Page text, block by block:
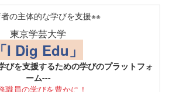
の主体的な学びを支援※※
東京学芸大学
「I Dig Edu」
びを支援するための学びのプラットフォ
ーム---
職員の学びを豊かに！